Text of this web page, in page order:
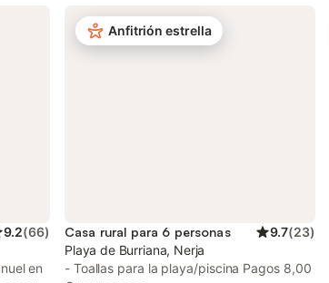
9.2(66)
en
Anfitrión estrella
Casa rural para 6 personas 9.7(23)
Playa de Burriana, Nerja
- Toallas para la playa/piscina Pagos 8,00